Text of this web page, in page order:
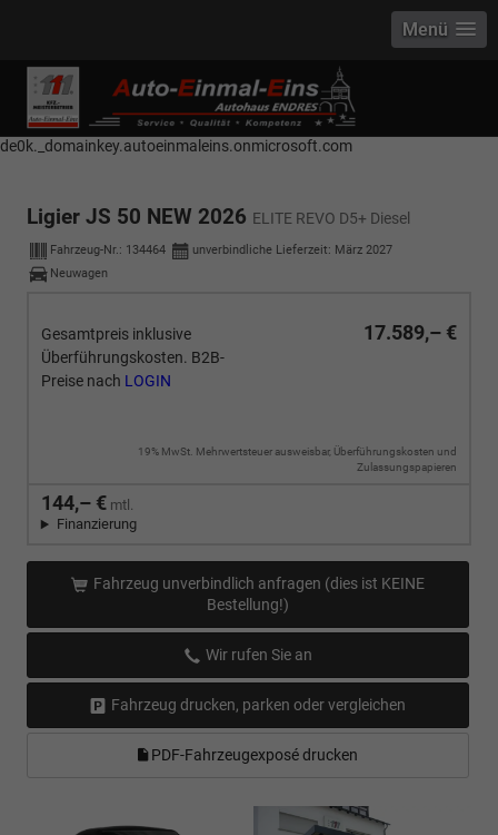
------------ Host Name : selector1._domainkey Points to address or value:
selector1-aee-de0k._domainkey.autoeinmaleins.onmicrosoft.com Host
Name : selector2._domainkey Points to address or value: selector2-aee-
de0k._domainkey.autoeinmaleins.onmicrosoft.com
Menü
Ligier JS 50 NEW 2026 ELITE REVO D5+ Diesel
Fahrzeug-Nr.: 134464
unverbindliche Lieferzeit: März 2027
Neuwagen
Gesamtpreis inklusive
Überführungskosten. B2B-
Preise nach LOGIN
17.589,– €
19% MwSt. Mehrwertsteuer ausweisbar, Überführungskosten und
Zulassungspapieren
144,– € mtl.
Finanzierung
Fahrzeug unverbindlich anfragen (dies ist KEINE
Bestellung!)
Wir rufen Sie an
Fahrzeug drucken, parken oder vergleichen
PDF-Fahrzeugexposé drucken